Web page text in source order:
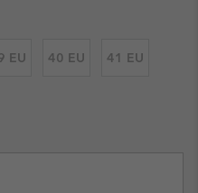
EU 40 EU 41 EU